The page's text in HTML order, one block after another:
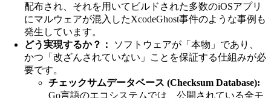
配布され、それを用いてビルドされた多数のiOSアプリ
にマルウェアが混入したXcodeGhost事件のような事例も
発生しています。
どう実現するか？：
ソフトウェアが「本物」であり、
かつ「改ざんされていない」ことを保証する仕組みが必
要です。
チェックサムデータベース (Checksum Database):
Go言語のエコシステムでは、公開されている全モ